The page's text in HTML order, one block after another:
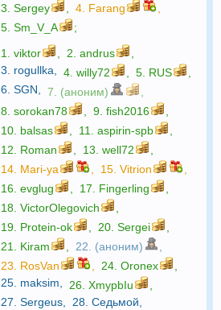
3. Sergey 4. Farang
5. Sm_V_A
;
1. viktor 2. andrus
3. rogullka 4. willy72 5. RUS
6. SGN 7. (аноним)
8. sorokan78 9. fish2016
10. balsas 11. aspirin-spb
12. Roman 13. well72
14. Mari-ya 15. Vitrion
16. evglug 17. Fingerling
18. VictorOlegovich
19. Protein-ok 20. Sergei
21. Kiram 22. (аноним)
23. RosVan 24. Oronex
25. maksim 26. XmypbIu
27. Sergeus 28. Седьмой